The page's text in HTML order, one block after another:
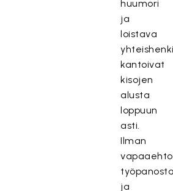
huumori
ja
loistava
yhteishenki
kantoivat
kisojen
alusta
loppuun
asti.
Ilman
työpanosta
ja